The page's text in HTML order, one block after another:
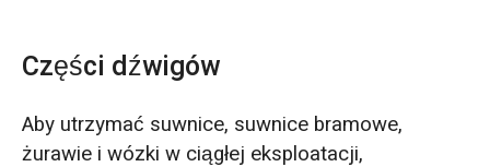
Części dźwigów
Aby utrzymać suwnice, suwnice bramowe,
żurawie i wózki w ciągłej eksploatacji,
Kiswahili
Norsk